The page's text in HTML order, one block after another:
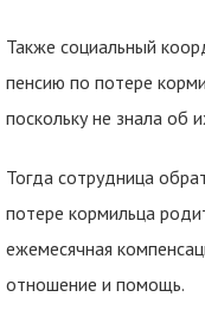
Также социальный
пенсию по потере
поскольку не знала об
Тогда сотрудница
потере кормильца
ежемесячная
отношение и помощь.